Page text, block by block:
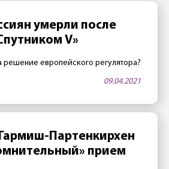
умерли после
V»
решение европейского регулятора?
09.04.2021
Партенкирхен
прием